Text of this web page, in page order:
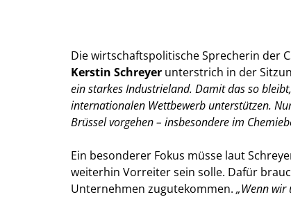
Die wirtschaftspolitische Sprecherin der
Kerstin Schreyer unterstrich in der
ein starkes Industrieland. Damit das so
internationalen Wettbewerb unterstützen.
Brüssel vorgehen – insbesondere im
Ein besonderer Fokus müsse laut
weiterhin Vorreiter sein solle. Dafür
Unternehmen zugutekommen. Wenn wir